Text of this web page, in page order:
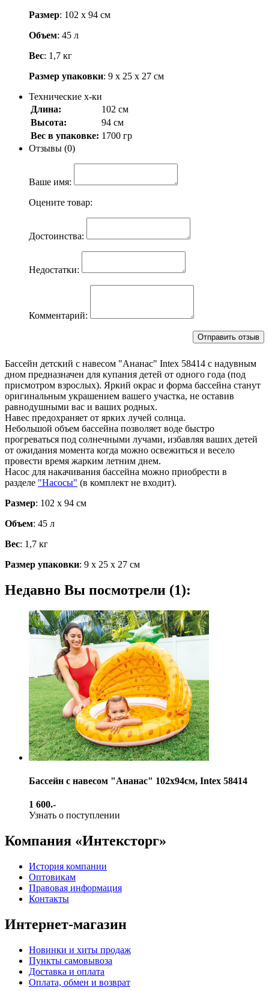
Размер: 102 х 94 см
Объем: 45 л
Вес: 1,7 кг
Размер упаковки: 9 х 25 х 27 см
Технические х-ки
Длина:
102 см
Высота:
94 см
Вес в упаковке: 1700 гр
Отзывы (0)
Ваше имя:
Оцените товар:
Достоинства:
Недостатки:
Комментарий:
Бассейн детский с навесом "Ананас" Intex 58414 с надувным
дном предназначен для купания детей от одного года (под
присмотром взрослых). Яркий окрас и форма бассейна станут
оригинальным украшением вашего участка, не оставив
равнодушными вас и ваших родных.
Навес предохраняет от ярких лучей солнца.
Небольшой объем бассейна позволяет воде быстро
прогреваться под солнечными лучами, избавляя ваших детей
от ожидания момента когда можно освежиться и весело
провести время жарким летним днем.
Насос для накачивания бассейна можно приобрести в
разделе "Насосы" (в комплект не входит).
Размер: 102 х 94 см
Объем: 45 л
Вес: 1,7 кг
Размер упаковки: 9 х 25 х 27 см
Недавно Вы посмотрели (1):
Бассейн с навесом "Ананас" 102х94см, Intex 58414
1 600.-
Узнать о поступлении
Компания «Интексторг»
История компании
Оптовикам
Правовая информация
Контакты
Интернет-магазин
Новинки и хиты продаж
Пункты самовывоза
Доставка и оплата
Оплата, обмен и возврат